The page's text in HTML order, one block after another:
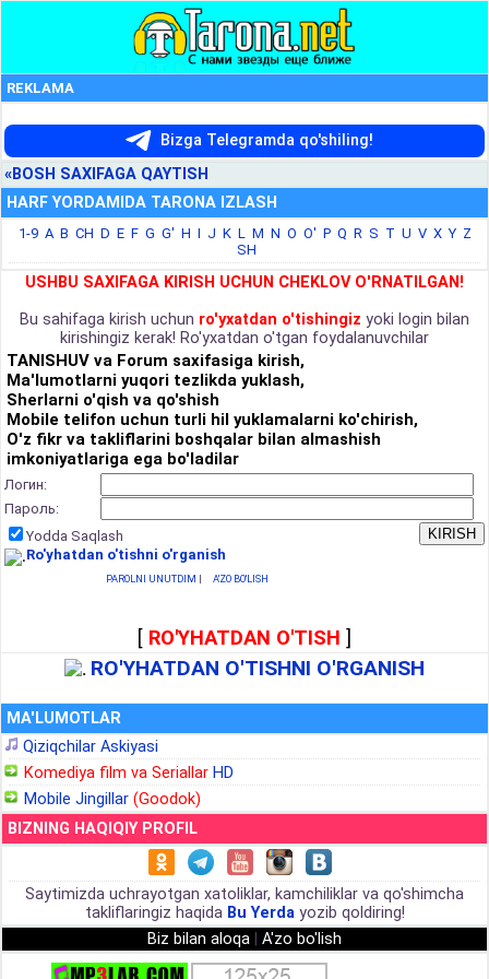
REKLAMA
Bizga Telegramda qo'shiling!
«BOSH SAXIFAGA QAYTISH
HARF YORDAMIDA TARONA IZLASH
1-9 A B CH D E F G G' H I J K L M N O O' P Q R S T U V X Y Z
SH
USHBU SAXIFAGA KIRISH UCHUN CHEKLOV O'RNATILGAN!
Bu sahifaga kirish uchun ro'yxatdan o'tishingiz yoki login bilan
kirishingiz kerak! Ro'yxatdan o'tgan foydalanuvchilar
TANISHUV va Forum saxifasiga kirish,
Ma'lumotlarni yuqori tezlikda yuklash,
Sherlarni o'qish va qo'shish
Mobile telifon uchun turli hil yuklamalarni ko'chirish,
O'z fikr va takliflarini boshqalar bilan almashish
imkoniyatlariga ega bo'ladilar
Логин:
Пароль:
Yodda Saqlash
Ro'yhatdan o'tishni o'rganish
PAROLNI UNUTDIM | A'ZO BO'LISH
[ RO'YHATDAN O'TISH ]
RO'YHATDAN O'TISHNI O'RGANISH
MA'LUMOTLAR
Qiziqchilar Askiyasi
Komediya film va Seriallar HD
Mobile Jingillar (Goodok)
BIZNING HAQIQIY PROFIL
Saytimizda uchrayotgan xatoliklar, kamchiliklar va qo'shimcha
takliflaringiz haqida Bu Yerdayozib qoldiring!
Biz bilan aloqa
A'zo bo'lish